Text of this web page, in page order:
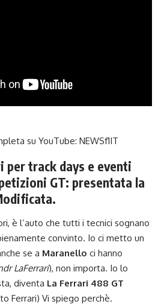
su YouTube: NEWSf1IT
per track days e eventi
GT: presentata la
è l’auto che tutti i tecnici sognano
convinto. Io ci metto un
se a Maranello ci hanno
LaFerrari), non importa. Io lo
diventa La Ferrari 488 GT
Ferrari) Vi spiego perchè.